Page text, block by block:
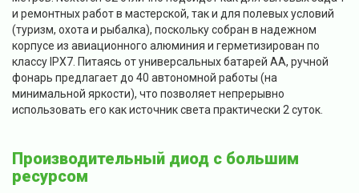
и ремонтных работ в мастерской, так и для полевых условий
(туризм, охота и рыбалка), поскольку собран в надежном
корпусе из авиационного алюминия и герметизирован по
классу IPX7. Питаясь от универсальных батарей АА, ручной
фонарь предлагает до 40 автономной работы (на
минимальной яркости), что позволяет непрерывно
использовать его как источник света практически 2 суток.
Производительный диод с большим
ресурсом